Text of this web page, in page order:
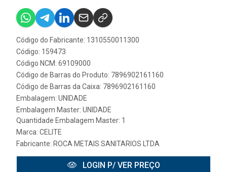
Código do Fabricante: 1310550011300
Código: 159473
Código NCM: 69109000
Código de Barras do Produto: 7896902161160
Código de Barras da Caixa: 7896902161160
Embalagem: UNIDADE
Embalagem Master: UNIDADE
Quantidade Embalagem Master: 1
Marca: CELITE
Fabricante: ROCA METAIS SANITARIOS LTDA
LOGIN P/ VER PREÇO